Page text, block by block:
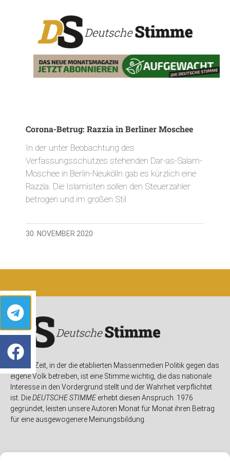
Corona-Betrug: Razzia in Berliner Moschee
In der unter Beobachtung des
Verfassungsschutzes stehenden Dar-as-Salam-
Moschee in Berlin-Neukölln gab es kürzlich eine
Razzia. Die Islamisten sollen den Steuerzahler
betrogen und im großen Stil
30. NOVEMBER 2020
In einer Zeit, in der die etablierten Massenmedien Politik gegen das
eigene Volk betreiben, ist eine Stimme wichtig, die das nationale
Interesse in den Vordergrund stellt und der Wahrheit verpflichtet
ist. DieDEUTSCHE STIMMEerhebt diesen Anspruch. 1976
gegründet, leisten unsere Autoren Monat für Monat ihren Beitrag
für eine ausgewogenere Meinungsbildung.